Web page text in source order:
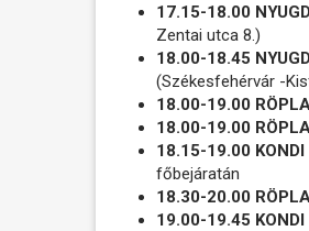
17.15-18.00
Zentai utca 8.)
18.00-18.45
(Székesfehérvár -
18.00-19.00
18.00-19.00
18.15-19.00 KONDI
főbejáratán
18.30-20.00
19.00-19.45 KONDI